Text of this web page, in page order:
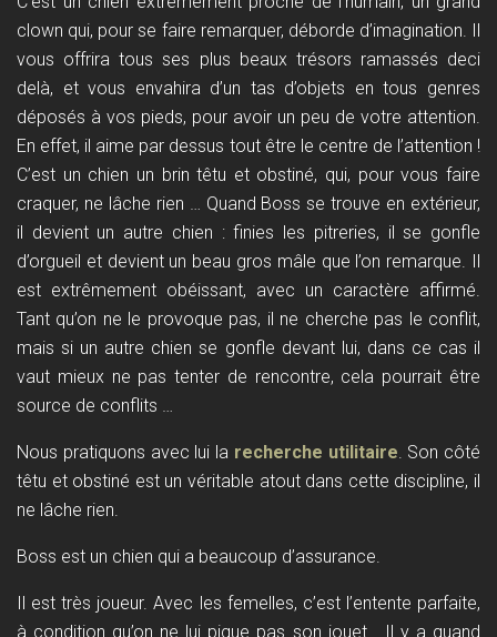
clown qui, pour se faire remarquer, déborde d’imagination. Il
vous offrira tous ses plus beaux trésors ramassés deci
delà, et vous envahira d’un tas d’objets en tous genres
déposés à vos pieds, pour avoir un peu de votre attention.
En effet, il aime par dessus tout être le centre de l’attention !
C’est un chien un brin têtu et obstiné, qui, pour vous faire
craquer, ne lâche rien … Quand Boss se trouve en extérieur,
il devient un autre chien : finies les pitreries, il se gonfle
d’orgueil et devient un beau gros mâle que l’on remarque. Il
est extrêmement obéissant, avec un caractère affirmé.
Tant qu’on ne le provoque pas, il ne cherche pas le conflit,
mais si un autre chien se gonfle devant lui, dans ce cas il
vaut mieux ne pas tenter de rencontre, cela pourrait être
source de conflits …
Nous pratiquons avec lui la recherche utilitaire. Son côté
têtu et obstiné est un véritable atout dans cette discipline, il
ne lâche rien.
Boss est un chien qui a beaucoup d’assurance.
Il est très joueur. Avec les femelles, c’est l’entente parfaite,
à condition qu’on ne lui pique pas son jouet… Il y a quand